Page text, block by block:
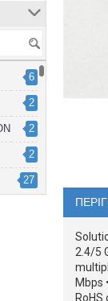
6
2
2
2
27
2.4/5
Mbps